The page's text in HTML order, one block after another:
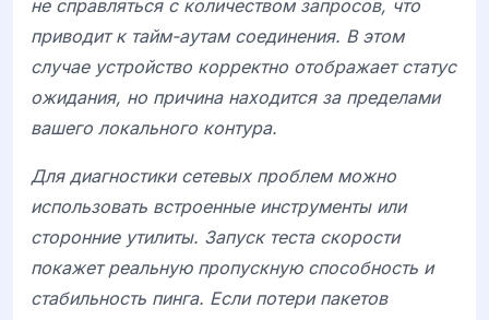
не справляться с количеством запросов, что
приводит к тайм-аутам соединения. В этом
случае устройство корректно отображает статус
ожидания, но причина находится за пределами
вашего локального контура.
Для диагностики сетевых проблем можно
использовать встроенные инструменты или
сторонние утилиты. Запуск теста скорости
покажет реальную пропускную способность и
стабильность пинга. Если потери пакетов